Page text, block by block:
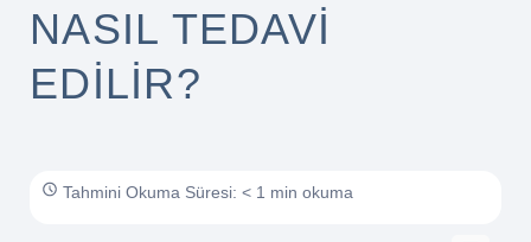
NASIL TEDAVI
EDILIR?
Tahmini Okuma Süresi: < 1 min okuma